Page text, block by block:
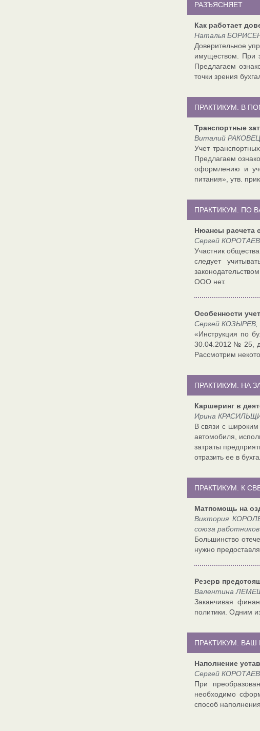
РАЗЪЯСНЯЕТ
Как работает
Наталья
Доверительное
имуществом. При
Предлагаем
точки зрения
ПРАКТИКУМ. В
Транспортные
Виталий
Учет
Предлагаем
оформлению и
питания», утв.
ПРАКТИКУМ. ПО
Нюансы расчета
Сергей
Участник
следует
ООО нет.
Особенности
Сергей КОЗЫРЕВ,
«Инструкция по
30.04.2012 № 25,
Рассмотрим
ПРАКТИКУМ. НА
Каршеринг в
Ирина
В связи с широким
автомобиля,
затраты
отразить ее в
ПРАКТИКУМ. К
Матпомощь на
Виктория
союза
Большинство
нужно
Резерв
Валентина
Заканчивая
политики. Одним
ПРАКТИКУМ. ВАШ
Наполнение
Сергей
При
необходимо
способ